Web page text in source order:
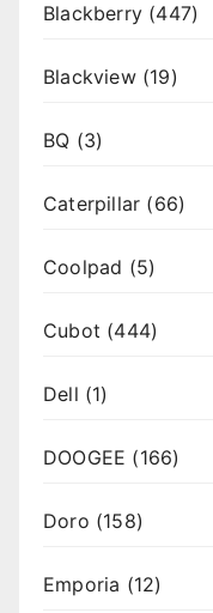
Blackberry (447)
Blackview(19)
BQ (3)
Caterpillar (66)
Coolpad (5)
Cubot (444)
Dell (1)
DOOGEE (166)
Doro (158)
Emporia (12)